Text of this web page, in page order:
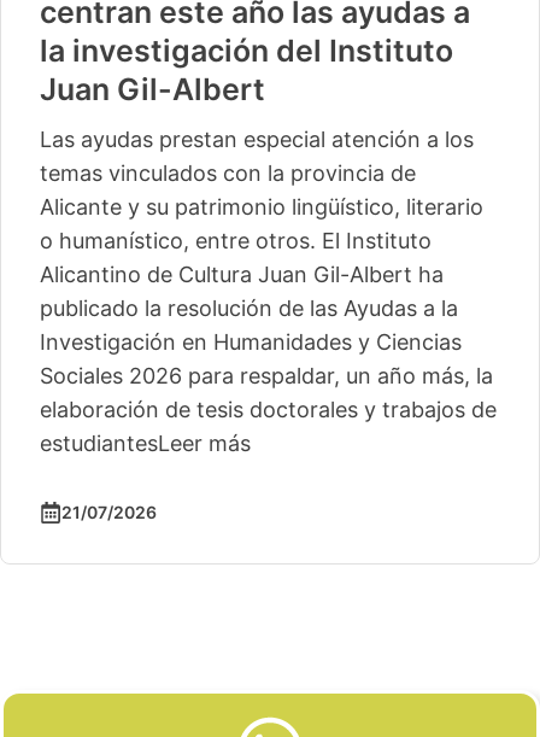
centran este año las ayudas a
la investigación del Instituto
Juan Gil-Albert
Las ayudas prestan especial atención a los
temas vinculados con la provincia de
Alicante y su patrimonio lingüístico, literario
o humanístico, entre otros. El Instituto
Alicantino de Cultura Juan Gil-Albert ha
publicado la resolución de las Ayudas a la
Investigación en Humanidades y Ciencias
Sociales 2026 para respaldar, un año más, la
elaboración de tesis doctorales y trabajos de
estudiantesLeer más
21/07/2026